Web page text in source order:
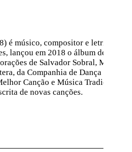
é músico, compositor e letrista.
lançou em 2018 o álbum de
de Salvador Sobral, Mônica
da Companhia de Dança Clara
Canção e Música Tradicional.
de novas canções.